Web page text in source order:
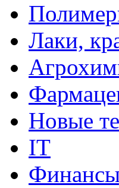
Лаки,
Новые
IT